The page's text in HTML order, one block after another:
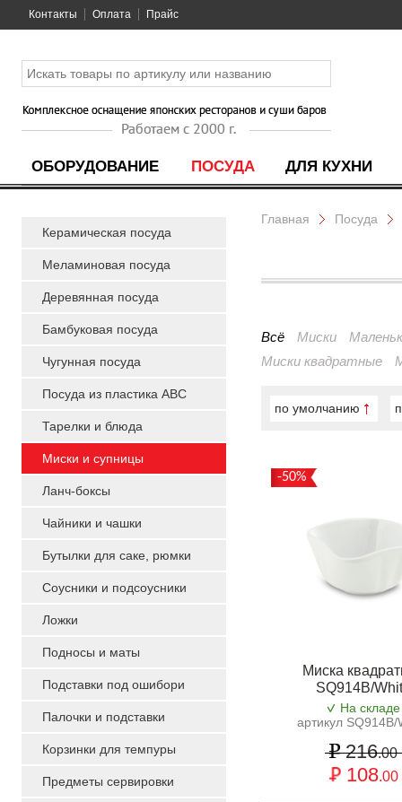
Контакты Оплата Прайс
ОБОРУДОВАНИЕ ПОСУДА ДЛЯ КУХНИ
Керамическая посуда
Меламиновая посуда
Деревянная посуда
Бамбуковая посуда
Чугунная посуда
Посуда из пластика ABC
Тарелки и блюда
Миски и супницы
Ланч-боксы
Чайники и чашки
Бутылки для саке, рюмки
Соусники и подсоусники
Ложки
Подносы и маты
Подставки под ошибори
Палочки и подставки
Корзинки для темпуры
Предметы сервировки
Главная Посуда
Всё Миски
Миски квадратные
по умолчанию
-50%
Миска
SQ914B/
На складе
артикул SQ914B/
216.00
108.00